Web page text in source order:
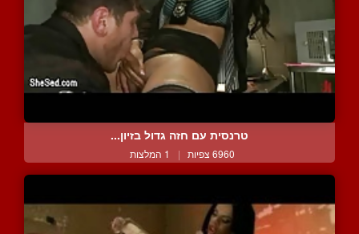
טרנסית עם חזה גדול בזיון...
6960 צפיות | 1 המלצות